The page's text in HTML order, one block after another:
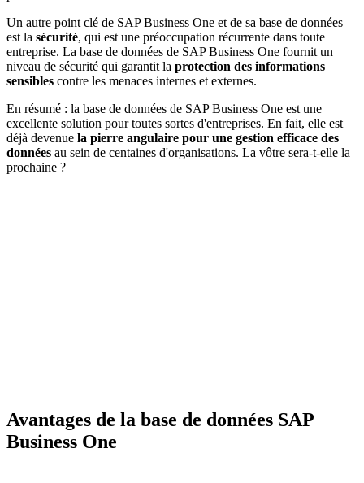
Un autre point clé de SAP Business One et de sa base de données
est la sécurité, qui est une préoccupation récurrente dans toute
entreprise. La base de données de SAP Business One fournit un
niveau de sécurité qui garantit la protection des informations
sensibles contre les menaces internes et externes.
En résumé : la base de données de SAP Business One est une
excellente solution pour toutes sortes d'entreprises. En fait, elle est
déjà devenue la pierre angulaire pour une gestion efficace des
données au sein de centaines d'organisations. La vôtre sera-t-elle la
prochaine ?
Avantages de la base de données SAP
Business One